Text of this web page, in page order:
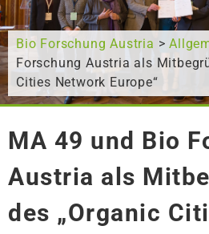
Bio Forschung Austria >
Forschung Austria als
Cities Network Europe“
MA 49 und Bio
Austria als
des „Organic